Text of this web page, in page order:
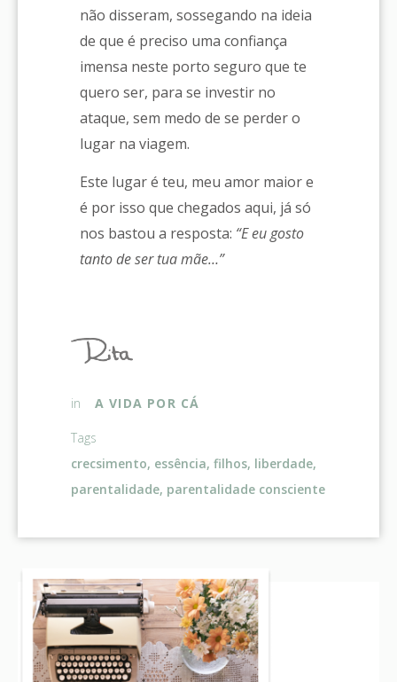
não disseram, sossegando na ideia
de que é preciso uma confiança
imensa neste porto seguro que te
quero ser, para se investir no
ataque, sem medo de se perder o
lugar na viagem.
Este lugar é teu, meu amor maior e
é por isso que chegados aqui, já só
nos bastou a resposta: “E eu gosto
tanto de ser tua mãe…”
in A VIDA POR CÁ
Tags
crecsimento, essência, filhos, liberdade,
parentalidade, parentalidade consciente